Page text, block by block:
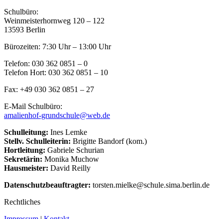
Schulbüro:
Weinmeisterhornweg 120 – 122
13593 Berlin
Bürozeiten: 7:30 Uhr – 13:00 Uhr
Telefon: 030 362 0851 – 0
Telefon Hort: 030 362 0851 – 10
Fax: +49 030 362 0851 – 27
E-Mail Schulbüro:
amalienhof-grundschule@web.de
Schulleitung: Ines Lemke
Stellv. Schulleiterin: Brigitte Bandorf (kom.)
Hortleitung: Gabriele Schurian
Sekretärin: Monika Muchow
Hausmeister: David Reilly
Datenschutzbeauftragter: torsten.mielke@schule.sima.berlin.de
Rechtliches